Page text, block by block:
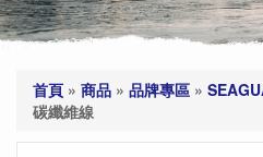
首頁 » 商品 » 品牌專區 »
碳纖維線